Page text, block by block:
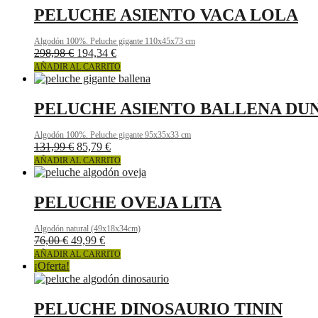
PELUCHE ASIENTO VACA LOLA
Algodón 100%. Peluche gigante 110x45x73 cm
298,98€ 194,34 €
AÑADIR AL CARRITO
PELUCHE ASIENTO BALLENA
Algodón 100%. Peluche gigante 95x35x33 cm
131,99€ 85,79 €
AÑADIR AL CARRITO
PELUCHE OVEJA LITA
Algodón natural (49x18x34cm)
76,00€ 49,99 €
AÑADIR AL CARRITO
¡Oferta!
PELUCHE DINOSAURIO TININ